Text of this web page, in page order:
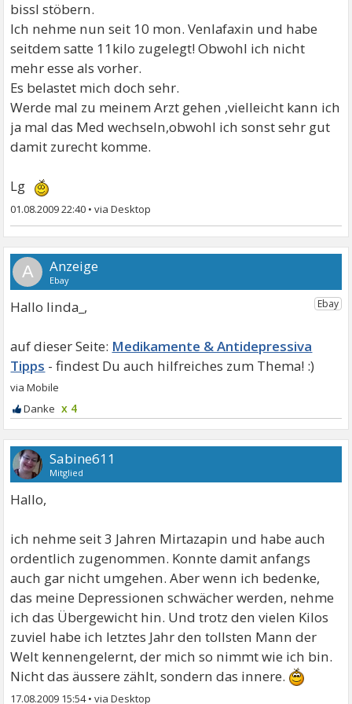
bissl stöbern.
Ich nehme nun seit 10 mon. Venlafaxin und habe
seitdem satte 11kilo zugelegt! Obwohl ich nicht
mehr esse als vorher.
Es belastet mich doch sehr.
Werde mal zu meinem Arzt gehen ,vielleicht kann ich
ja mal das Med wechseln,obwohl ich sonst sehr gut
damit zurecht komme.
Lg
01.08.2009 22:40 •
A
Hallo linda_,
Medikamente & Antidepressiva
Tipps
x 4
Sabine611
Mitglied
Hallo,
ich nehme seit 3 Jahren Mirtazapin und habe auch
ordentlich zugenommen. Konnte damit anfangs
auch gar nicht umgehen. Aber wenn ich bedenke,
das meine Depressionen schwächer werden, nehme
ich das Übergewicht hin. Und trotz den vielen Kilos
zuviel habe ich letztes Jahr den tollsten Mann der
Welt kennengelernt, der mich so nimmt wie ich bin.
Nicht das äussere zählt, sondern das innere.
17.08.2009 15:54•